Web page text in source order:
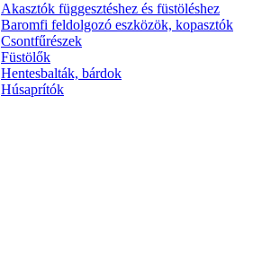
Akasztók függesztéshez és füstöléshez
Baromfi feldolgozó eszközök, kopasztók
Csontfűrészek
Füstölők
Hentesbalták, bárdok
Húsaprítók